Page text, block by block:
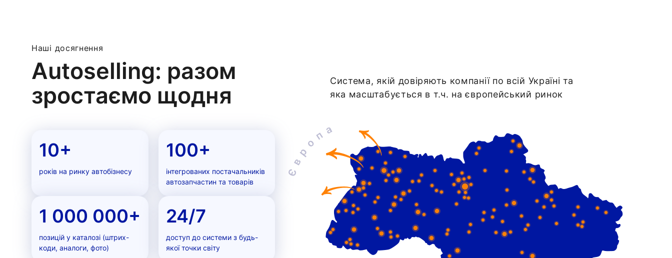
Наші досягнення
Autoselling: разом
зростаємо щодня
10+
років на ринку автобізнесу
100+
інтегрованих постачальників
автозапчастин та товарів
1 000 000+
позицій у каталозі (штрих-
коди, аналоги, фото)
24/7
доступ до системи з будь-
якої точки світу
Система, якій довіряють компанії по всій Україні та
яка масштабується в т.ч. на європейський ринок